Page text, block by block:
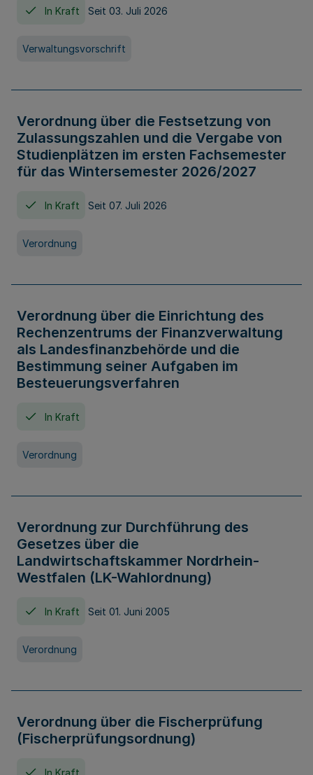
In Kraft Seit 03. Juli 2026
Verwaltungsvorschrift
Verordnung über die Festsetzung von
Zulassungszahlen und die Vergabe von
Studienplätzen im ersten Fachsemester
für das Wintersemester 2026/2027
In Kraft Seit 07. Juli 2026
Verordnung
Verordnung über die Einrichtung des
Rechenzentrums der Finanzverwaltung
als Landesfinanzbehörde und die
Bestimmung seiner Aufgaben im
Besteuerungsverfahren
In Kraft
Verordnung
Verordnung zur Durchführung des
Gesetzes über die
Landwirtschaftskammer Nordrhein-
Westfalen (LK-Wahlordnung)
In Kraft Seit 01. Juni 2005
Verordnung
Verordnung über die Fischerprüfung
(Fischerprüfungsordnung)
In Kraft